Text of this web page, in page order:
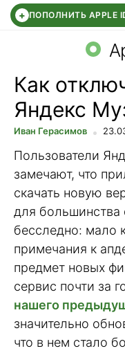
+ ПОПОЛНИТЬ APPLE
СБЕР КИДС
Как
Яндекс
Иван Герасимов
Пользователи
замечают, что
скачать новую
для большинства
бесследно: мало
примечания к
предмет новых
сервис почти за
нашего
значительно
что в нем стало